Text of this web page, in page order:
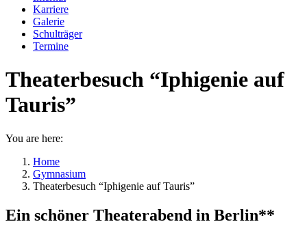
Karriere
Galerie
Schulträger
Termine
Theaterbesuch “Iphigenie auf
Tauris”
You are here:
Home
Gymnasium
Theaterbesuch “Iphigenie auf Tauris”
Ein schöner Theaterabend in Berlin**